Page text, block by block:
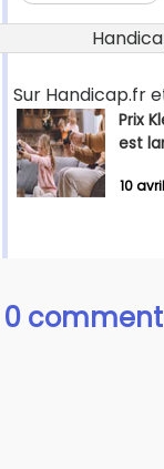
Sur Handicap.fr
Prix
est
10
0